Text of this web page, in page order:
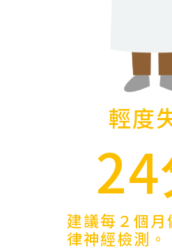
輕度
建議每２個月
律神經檢測。